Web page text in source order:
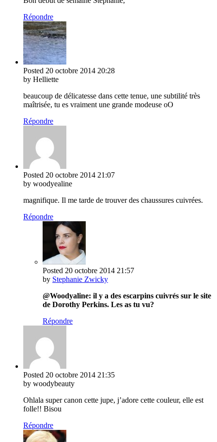
Répondre
Posted 20 octobre 2014 20:28
by Helliette
beaucoup de délicatesse dans cette tenue, une subtilité très
maîtrisée, tu es vraiment une grande modeuse oO
Répondre
Posted 20 octobre 2014 21:07
by woodyealine
magnifique. Il me tarde de trouver des chaussures cuivrées.
Répondre
Posted 20 octobre 2014 21:57
by Stephanie Zwicky
@Woodyaline: il y a des escarpins cuivrés sur le site
de Dorothy Perkins. Les as tu vu?
Répondre
Posted 20 octobre 2014 21:35
by woodybeauty
Ohlala super canon cette jupe, j’adore cette couleur, elle est
folle!! Bisou
Répondre